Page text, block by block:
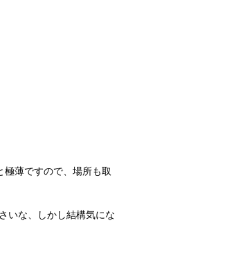
薄ですので、場所も取
いな、しかし結構気にな